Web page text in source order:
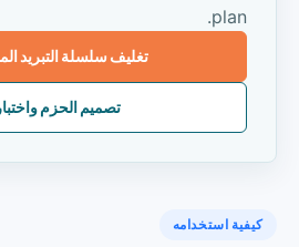
تغليف سلسلة التبريد المخصصة
تصميم الحزم واختبارها
استخدامه